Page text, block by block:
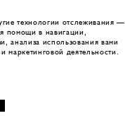
технологии отслеживания —
помощи в навигации,
анализа использования вами
маркетинговой деятельности.